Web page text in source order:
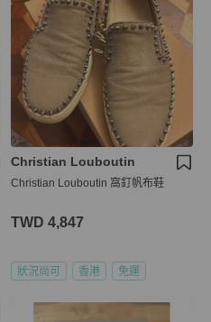
Christian Louboutin
Christian Louboutin 窩釘帆布鞋
TWD 4,847
狀況尚可 香港 免運